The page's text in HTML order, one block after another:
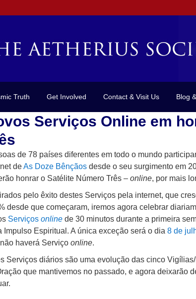
Truth Get Involved Contact & Visit Us Blog
Serviços Online em
de 78 países diferentes em todo o mundo
deAs Doze Bênçãosdesde o seu surgimento em
honrar o Satélite Número Três –online, por mais
pelo êxito destes Serviços pela internet, que
desde que começaram, iremos agora celebrar
Serviçosonline de 30 minutos durante a primeira
Impulso Espiritual. A única exceção será o dia8 de
haverá Serviçoonline.
Serviços diários são uma evolução das cinco
que mantivemos no passado, e agora deixarão